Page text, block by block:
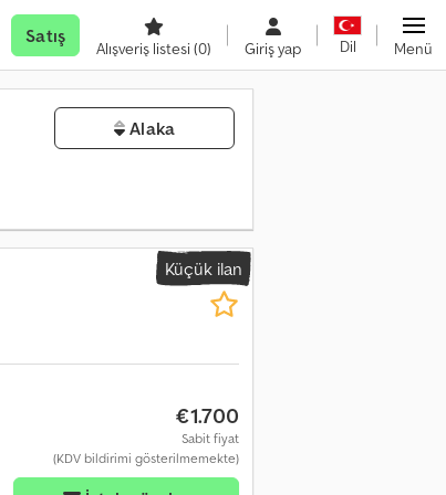
Satış
Alışveriş listesi (0) Giriş yap Dil Menü
Alaka
Küçük ilan
€1.700
Sabit fiyat
(KDV bildirimi gösterilmemekte)